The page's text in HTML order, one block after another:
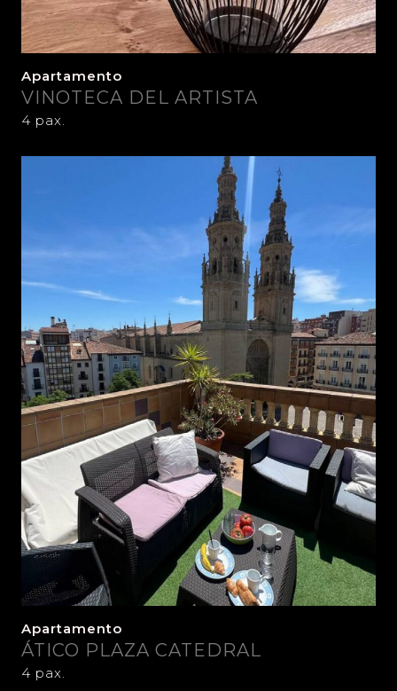
Apartamento
VINOTECA DEL ARTISTA
4 pax.
Apartamento
ÁTICO PLAZA CATEDRAL
4 pax.